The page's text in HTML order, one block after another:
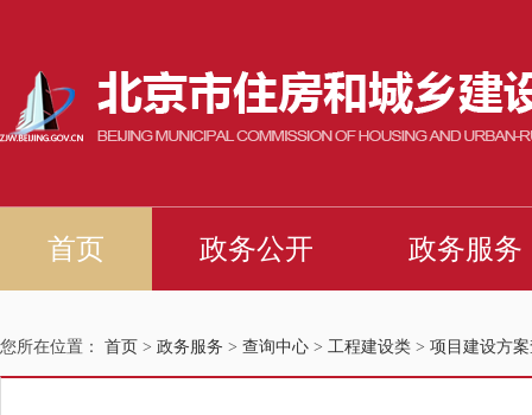
您所在位置： 首页 > 政务服务 > 查询中心 > 工程建设类 > 项目建设方